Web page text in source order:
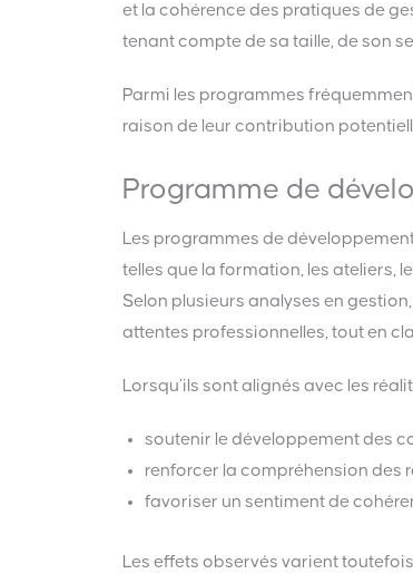
et la cohérence des pratiques de
tenant compte de sa taille, de son
Parmi les programmes
raison de leur contribution
Programme de
Les programmes de
telles que la formation, les ateliers,
Selon plusieurs analyses en
attentes professionnelles, tout en
Lorsqu’ils sont alignés avec les
soutenir le développement des
renforcer la compréhension des
favoriser un sentiment de
Les effets observés varient